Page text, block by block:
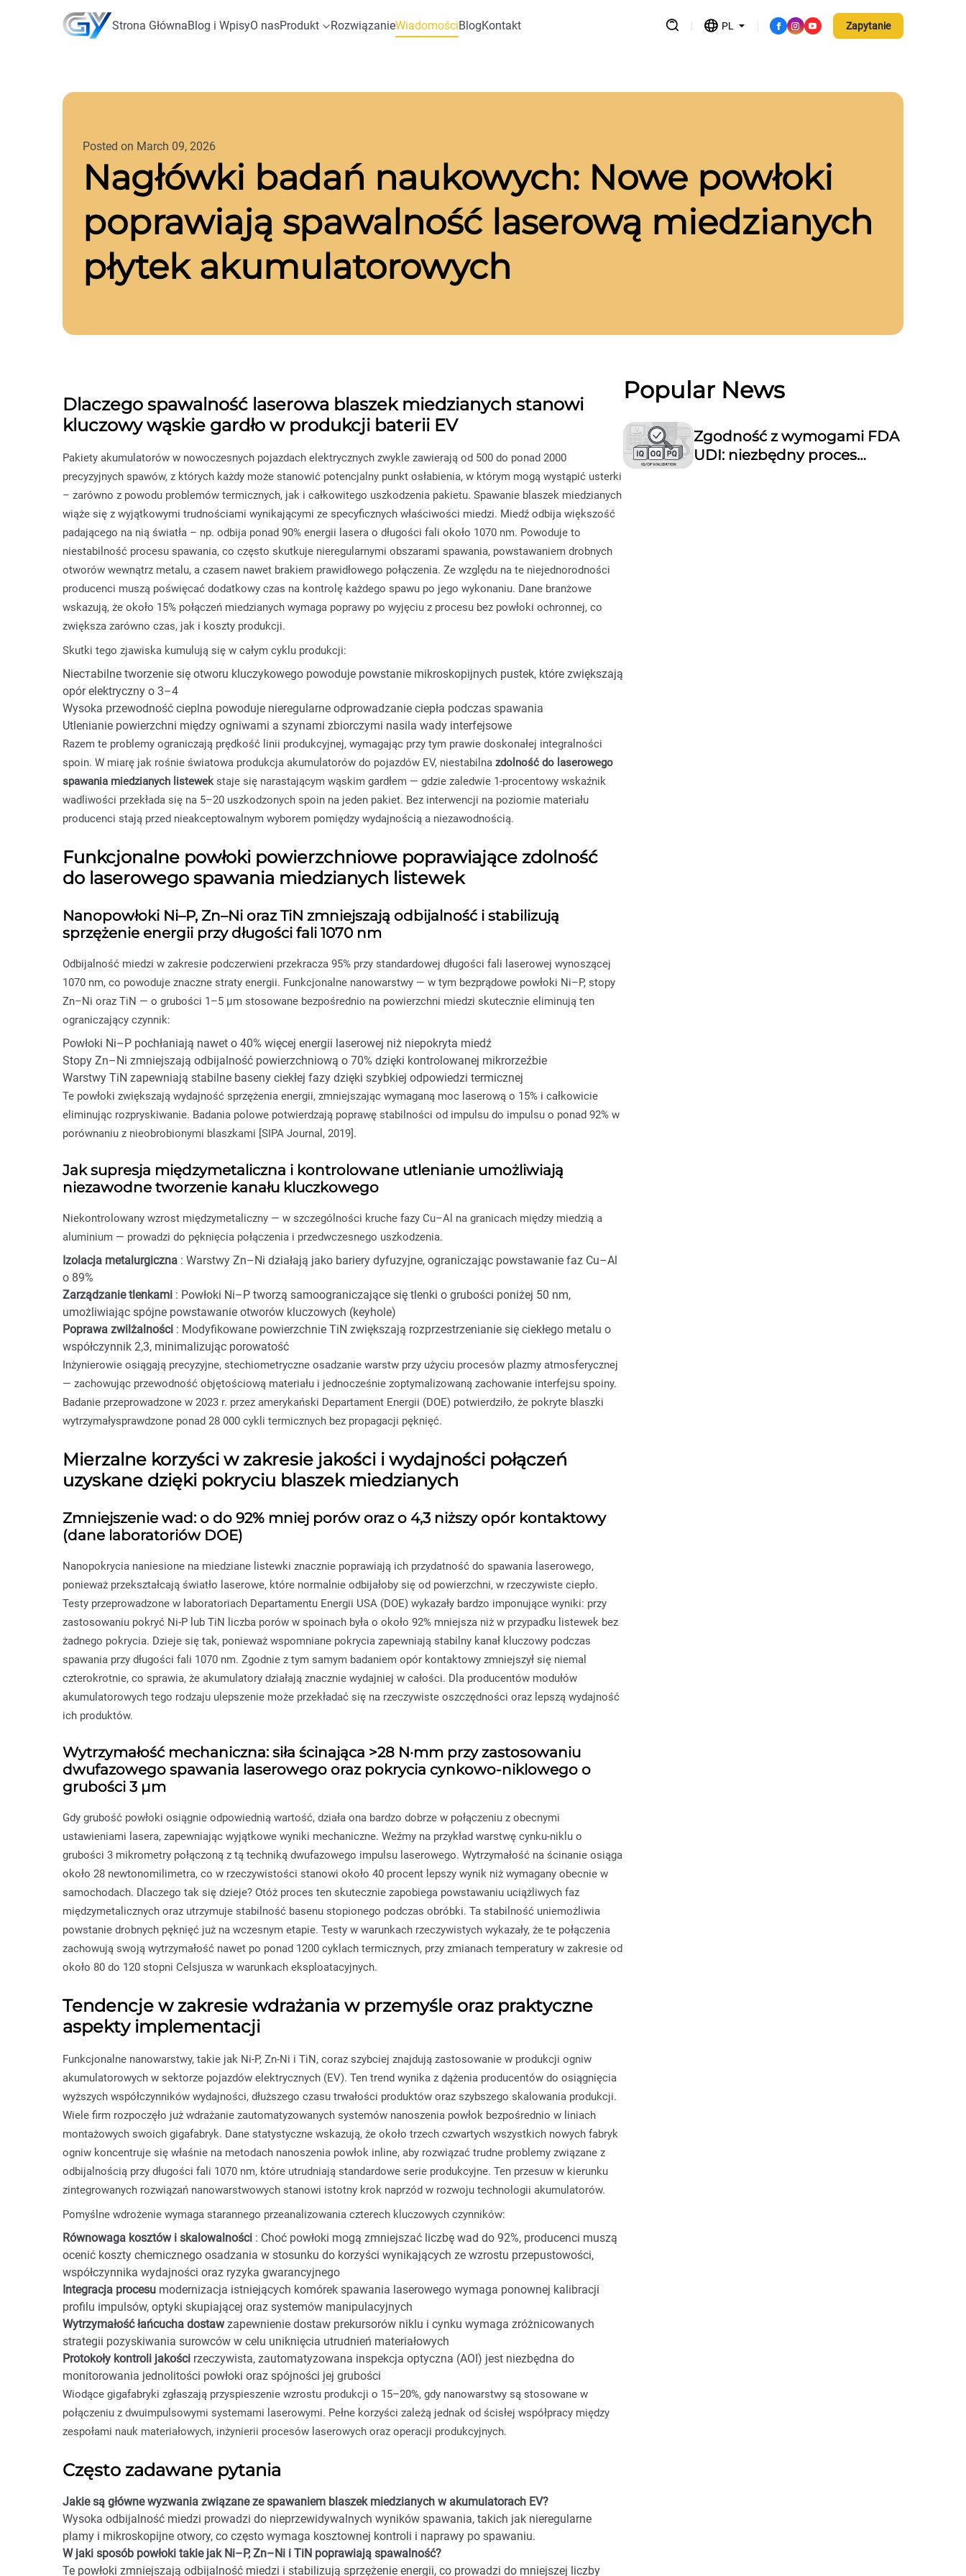
Strona GłównaBlog i WpisyO nasProdukt RozwiązanieWiadomościBlogKontakt PL Zapytanie
Nagłówki badań naukowych: Nowe powłoki
poprawiają spawalność laserową miedzianych
płytek akumulatorowych
Posted on March 09, 2026
Dlaczego spawalność laserowa blaszek miedzianych stanowi
kluczowy wąskie gardło w produkcji baterii EV
Pakiety akumulatorów w nowoczesnych pojazdach elektrycznych zwykle zawierają od 500 do ponad 2000
precyzyjnych spawów, z których każdy może stanowić potencjalny punkt osłabienia, w którym mogą wystąpić usterki
– zarówno z powodu problemów termicznych, jak i całkowitego uszkodzenia pakietu. Spawanie blaszek miedzianych
wiąże się z wyjątkowymi trudnościami wynikającymi ze specyficznych właściwości miedzi. Miedź odbija większość
padającego na nią światła – np. odbija ponad 90% energii lasera o długości fali około 1070 nm. Powoduje to
niestabilność procesu spawania, co często skutkuje nieregularnymi obszarami spawania, powstawaniem drobnych
otworów wewnątrz metalu, a czasem nawet brakiem prawidłowego połączenia. Ze względu na te niejednorodności
producenci muszą poświęcać dodatkowy czas na kontrolę każdego spawu po jego wykonaniu. Dane branżowe
wskazują, że około 15% połączeń miedzianych wymaga poprawy po wyjęciu z procesu bez powłoki ochronnej, co
zwiększa zarówno czas, jak i koszty produkcji.
Skutki tego zjawiska kumulują się w całym cyklu produkcji:
Niестabilne tworzenie się otworu kluczykowego powoduje powstanie mikroskopijnych pustek, które zwiększają
opór elektryczny o 3–4
Wysoka przewodność cieplna powoduje nieregularne odprowadzanie ciepła podczas spawania
Utlenianie powierzchni między ogniwami a szynami zbiorczymi nasila wady interfejsowe
Razem te problemy ograniczają prędkość linii produkcyjnej, wymagając przy tym prawie doskonałej integralności
spoin. W miarę jak rośnie światowa produkcja akumulatorów do pojazdów EV, niestabilna zdolność do laserowego
spawania miedzianych listewekstaje się narastającym wąskim gardłem — gdzie zaledwie 1-procentowy wskaźnik
wadliwości przekłada się na 5–20 uszkodzonych spoin na jeden pakiet. Bez interwencji na poziomie materiału
producenci stają przed nieakceptowalnym wyborem pomiędzy wydajnością a niezawodnością.
Funkcjonalne powłoki powierzchniowe poprawiające zdolność
do laserowego spawania miedzianych listewek
Nanopowłoki Ni–P, Zn–Ni oraz TiN zmniejszają odbijalność i stabilizują
sprzężenie energii przy długości fali 1070 nm
Odbijalność miedzi w zakresie podczerwieni przekracza 95% przy standardowej długości fali laserowej wynoszącej
1070 nm, co powoduje znaczne straty energii. Funkcjonalne nanowarstwy — w tym bezprądowe powłoki Ni–P, stopy
Zn–Ni oraz TiN — o grubości 1–5 μm stosowane bezpośrednio na powierzchni miedzi skutecznie eliminują ten
ograniczający czynnik:
Powłoki Ni–P pochłaniają nawet o 40% więcej energii laserowej niż niepokryta miedź
Stopy Zn–Ni zmniejszają odbijalność powierzchniową o 70% dzięki kontrolowanej mikrorzeźbie
Warstwy TiN zapewniają stabilne baseny ciekłej fazy dzięki szybkiej odpowiedzi termicznej
Te powłoki zwiększają wydajność sprzężenia energii, zmniejszając wymaganą moc laserową o 15% i całkowicie
eliminując rozpryskiwanie. Badania polowe potwierdzają poprawę stabilności od impulsu do impulsu o ponad 92% w
porównaniu z nieobrobionymi blaszkami [SIPA Journal, 2019].
Jak supresja międzymetaliczna i kontrolowane utlenianie umożliwiają
niezawodne tworzenie kanału kluczkowego
Niekontrolowany wzrost międzymetaliczny — w szczególności kruche fazy Cu–Al na granicach między miedzią a
aluminium — prowadzi do pęknięcia połączenia i przedwczesnego uszkodzenia.
Izolacja metalurgiczna : Warstwy Zn–Ni działają jako bariery dyfuzyjne, ograniczając powstawanie faz Cu–Al
o 89%
Zarządzanie tlenkami : Powłoki Ni–P tworzą samoograniczające się tlenki o grubości poniżej 50 nm,
umożliwiając spójne powstawanie otworów kluczowych (keyhole)
Poprawa zwilżalności : Modyfikowane powierzchnie TiN zwiększają rozprzestrzenianie się ciekłego metalu o
współczynnik 2,3, minimalizując porowatość
Inżynierowie osiągają precyzyjne, stechiometryczne osadzanie warstw przy użyciu procesów plazmy atmosferycznej
— zachowując przewodność objętościową materiału i jednocześnie zoptymalizowaną zachowanie interfejsu spoiny.
Badanie przeprowadzone w 2023 r. przez amerykański Departament Energii (DOE) potwierdziło, że pokryte blaszki
wytrzymałysprawdzone ponad 28 000 cykli termicznych bez propagacji pęknięć.
Mierzalne korzyści w zakresie jakości i wydajności połączeń
uzyskane dzięki pokryciu blaszek miedzianych
Zmniejszenie wad: o do 92% mniej porów oraz o 4,3 niższy opór kontaktowy
(dane laboratoriów DOE)
Nanopokrycia naniesione na miedziane listewki znacznie poprawiają ich przydatność do spawania laserowego,
ponieważ przekształcają światło laserowe, które normalnie odbijałoby się od powierzchni, w rzeczywiste ciepło.
Testy przeprowadzone w laboratoriach Departamentu Energii USA (DOE) wykazały bardzo imponujące wyniki: przy
zastosowaniu pokryć Ni-P lub TiN liczba porów w spoinach była o około 92% mniejsza niż w przypadku listewek bez
żadnego pokrycia. Dzieje się tak, ponieważ wspomniane pokrycia zapewniają stabilny kanał kluczowy podczas
spawania przy długości fali 1070 nm. Zgodnie z tym samym badaniem opór kontaktowy zmniejszył się niemal
czterokrotnie, co sprawia, że akumulatory działają znacznie wydajniej w całości. Dla producentów modułów
akumulatorowych tego rodzaju ulepszenie może przekładać się na rzeczywiste oszczędności oraz lepszą wydajność
ich produktów.
Wytrzymałość mechaniczna: siła ścinająca >28 N·mm przy zastosowaniu
dwufazowego spawania laserowego oraz pokrycia cynkowo-niklowego o
grubości 3 μm
Gdy grubość powłoki osiągnie odpowiednią wartość, działa ona bardzo dobrze w połączeniu z obecnymi
ustawieniami lasera, zapewniając wyjątkowe wyniki mechaniczne. Weźmy na przykład warstwę cynku-niklu o
grubości 3 mikrometry połączoną z tą techniką dwufazowego impulsu laserowego. Wytrzymałość na ścinanie osiąga
około 28 newtonomilimetra, co w rzeczywistości stanowi około 40 procent lepszy wynik niż wymagany obecnie w
samochodach. Dlaczego tak się dzieje? Otóż proces ten skutecznie zapobiega powstawaniu uciążliwych faz
międzymetalicznych oraz utrzymuje stabilność basenu stopionego podczas obróbki. Ta stabilność uniemożliwia
powstanie drobnych pęknięć już na wczesnym etapie. Testy w warunkach rzeczywistych wykazały, że te połączenia
zachowują swoją wytrzymałość nawet po ponad 1200 cyklach termicznych, przy zmianach temperatury w zakresie od
około 80 do 120 stopni Celsjusza w warunkach eksploatacyjnych.
Tendencje w zakresie wdrażania w przemyśle oraz praktyczne
aspekty implementacji
Funkcjonalne nanowarstwy, takie jak Ni-P, Zn-Ni i TiN, coraz szybciej znajdują zastosowanie w produkcji ogniw
akumulatorowych w sektorze pojazdów elektrycznych (EV). Ten trend wynika z dążenia producentów do osiągnięcia
wyższych współczynników wydajności, dłuższego czasu trwałości produktów oraz szybszego skalowania produkcji.
Wiele firm rozpoczęło już wdrażanie zautomatyzowanych systemów nanoszenia powłok bezpośrednio w liniach
montażowych swoich gigafabryk. Dane statystyczne wskazują, że około trzech czwartych wszystkich nowych fabryk
ogniw koncentruje się właśnie na metodach nanoszenia powłok inline, aby rozwiązać trudne problemy związane z
odbijalnością przy długości fali 1070 nm, które utrudniają standardowe serie produkcyjne. Ten przesuw w kierunku
zintegrowanych rozwiązań nanowarstwowych stanowi istotny krok naprzód w rozwoju technologii akumulatorów.
Pomyślne wdrożenie wymaga starannego przeanalizowania czterech kluczowych czynników:
Równowaga kosztów i skalowalności : Choć powłoki mogą zmniejszać liczbę wad do 92%, producenci muszą
ocenić koszty chemicznego osadzania w stosunku do korzyści wynikających ze wzrostu przepustowości,
współczynnika wydajności oraz ryzyka gwarancyjnego
Integracja procesu modernizacja istniejących komórek spawania laserowego wymaga ponownej kalibracji
profilu impulsów, optyki skupiającej oraz systemów manipulacyjnych
Wytrzymałość łańcucha dostawzapewnienie dostaw prekursorów niklu i cynku wymaga zróżnicowanych
strategii pozyskiwania surowców w celu uniknięcia utrudnień materiałowych
Protokoły kontroli jakości rzeczywista, zautomatyzowana inspekcja optyczna (AOI) jest niezbędna do
monitorowania jednolitości powłoki oraz spójności jej grubości
Wiodące gigafabryki zgłaszają przyspieszenie wzrostu produkcji o 15–20%, gdy nanowarstwy są stosowane w
połączeniu z dwuimpulsowymi systemami laserowymi. Pełne korzyści zależą jednak od ścisłej współpracy między
zespołami nauk materiałowych, inżynierii procesów laserowych oraz operacji produkcyjnych.
Często zadawane pytania
Jakie są główne wyzwania związane ze spawaniem blaszek miedzianych w akumulatorach EV?
Wysoka odbijalność miedzi prowadzi do nieprzewidywalnych wyników spawania, takich jak nieregularne
plamy i mikroskopijne otwory, co często wymaga kosztownej kontroli i naprawy po spawaniu.
W jaki sposób powłoki takie jak Ni–P, Zn–Ni i TiN poprawiają spawalność?
Te powłoki zmniejszają odbijalność miedzi i stabilizują sprzężenie energii, co prowadzi do mniejszej liczby
Popular News
Zgodność z wymogami FDA
UDI: niezbędny proces